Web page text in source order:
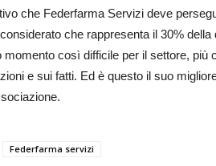
che Federfarma Servizi deve
che rappresenta il 30%
momento così difficile per il settore, più
e sui fatti. Ed è questo il suo
Federfarma servizi